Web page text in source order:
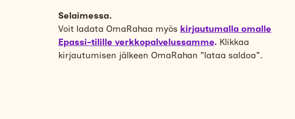
Selaimessa.
Voit ladata OmaRahaa myös kirjautumalla omalle
Epassi-tilille verkkopalvelussamme. Klikkaa
kirjautumisen jälkeen OmaRahan "lataa saldoa".